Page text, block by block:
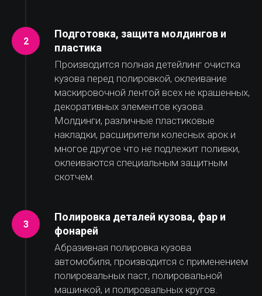
Подготовка, защита молдингов и
пластика
Производится полная детейлинг очистка
кузова перед полировкой, оклеивание
маскировочной лентой всех не крашенных,
декоративных элементов кузова.
Молдинги, различные пластиковые
накладки, расширители колесных арок и
многое другое что не подлежит поливки,
оклеиваются специальным защитным
скотчем.
Полировка деталей кузова, фар и
фонарей
Абразивная полировка кузова
автомобиля, производится с применением
полировальных паст, полировальной
машинкой, и полировальных кругов.